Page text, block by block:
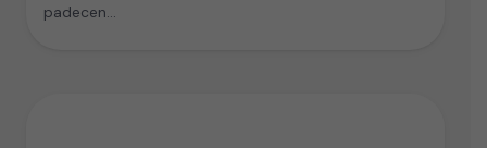
padecen…